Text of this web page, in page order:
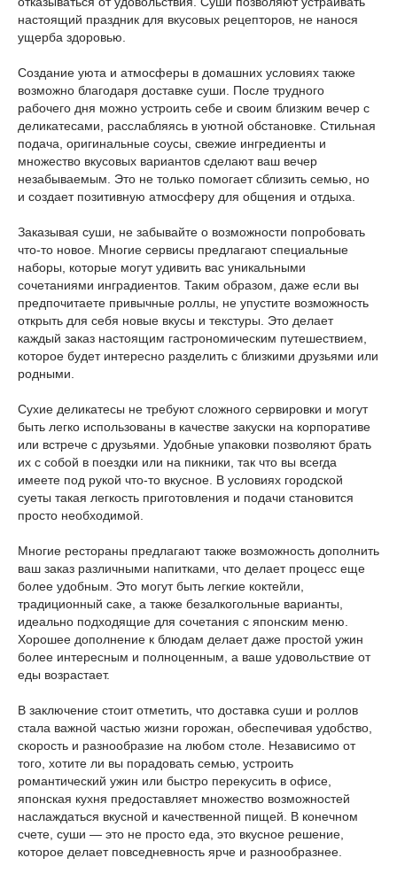
настоящий праздник для вкусовых рецепторов, не нанося
ущерба здоровью.
Создание уюта и атмосферы в домашних условиях также
возможно благодаря доставке суши. После трудного
рабочего дня можно устроить себе и своим близким вечер с
деликатесами, расслабляясь в уютной обстановке. Стильная
подача, оригинальные соусы, свежие ингредиенты и
множество вкусовых вариантов сделают ваш вечер
незабываемым. Это не только помогает сблизить семью, но
и создает позитивную атмосферу для общения и отдыха.
Заказывая суши, не забывайте о возможности попробовать
что-то новое. Многие сервисы предлагают специальные
наборы, которые могут удивить вас уникальными
сочетаниями инградиентов. Таким образом, даже если вы
предпочитаете привычные роллы, не упустите возможность
открыть для себя новые вкусы и текстуры. Это делает
каждый заказ настоящим гастрономическим путешествием,
которое будет интересно разделить с близкими друзьями или
родными.
Сухие деликатесы не требуют сложного сервировки и могут
быть легко использованы в качестве закуски на корпоративе
или встрече с друзьями. Удобные упаковки позволяют брать
их с собой в поездки или на пикники, так что вы всегда
имеете под рукой что-то вкусное. В условиях городской
суеты такая легкость приготовления и подачи становится
просто необходимой.
Многие рестораны предлагают также возможность дополнить
ваш заказ различными напитками, что делает процесс еще
более удобным. Это могут быть легкие коктейли,
традиционный саке, а также безалкогольные варианты,
идеально подходящие для сочетания с японским меню.
Хорошее дополнение к блюдам делает даже простой ужин
более интересным и полноценным, а ваше удовольствие от
еды возрастает.
В заключение стоит отметить, что доставка суши и роллов
стала важной частью жизни горожан, обеспечивая удобство,
скорость и разнообразие на любом столе. Независимо от
того, хотите ли вы порадовать семью, устроить
романтический ужин или быстро перекусить в офисе,
японская кухня предоставляет множество возможностей
наслаждаться вкусной и качественной пищей. В конечном
счете, суши — это не просто еда, это вкусное решение,
которое делает повседневность ярче и разнообразнее.